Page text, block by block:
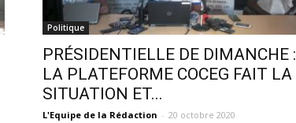
Politique
PRÉSIDENTIELLE DE DIMANCHE :
LA PLATEFORME COCEG FAIT LA
SITUATION ET...
L'Equipe de la Rédaction - 20 octobre 2020